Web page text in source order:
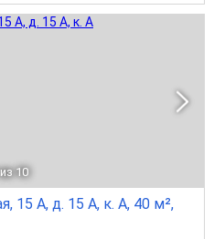
из 10
15 А, д. 15 А, к. А, 40 м²,